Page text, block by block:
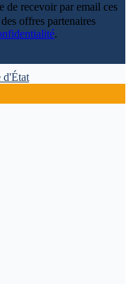
de recevoir par email ces
offres partenaires
.
d'État